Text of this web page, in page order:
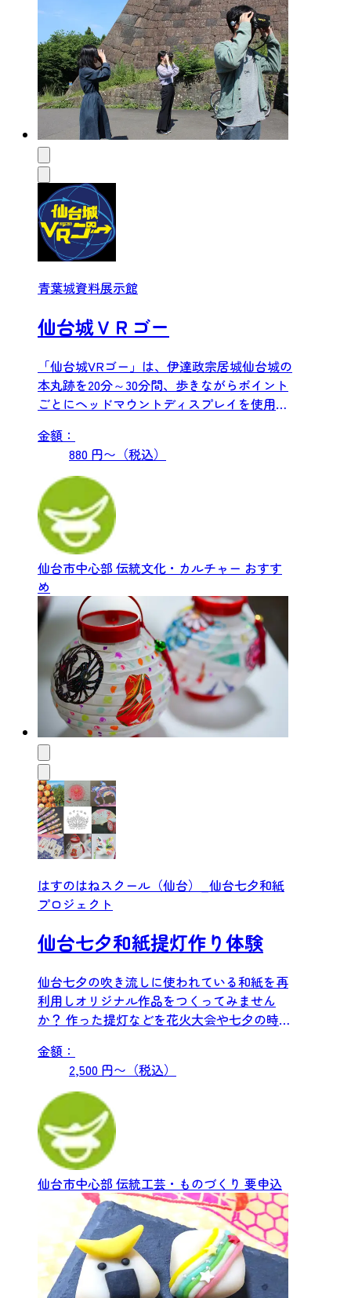
青葉城資料展示館
仙台城ＶＲゴー
「仙台城VRゴー」は、伊達政宗居城仙台城の
本丸跡を20分～30分間、歩きながらポイント
ごとにヘッドマウントディスプレイを使用し
金額：
880 円〜（税込）
仙台市中心部 伝統文化・カルチャー おすす
め
はすのはねスクール（仙台）_仙台七夕和紙
プロジェクト
仙台七夕和紙提灯作り体験
仙台七夕の吹き流しに使われている和紙を再
利用しオリジナル作品をつくってみません
か？ 作った提灯などを花火大会や七夕の時に
金額：
2,500 円〜（税込）
仙台市中心部 伝統工芸・ものづくり 要申込